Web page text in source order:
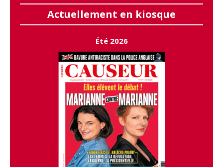
Actuellement en kiosque
Été 2026